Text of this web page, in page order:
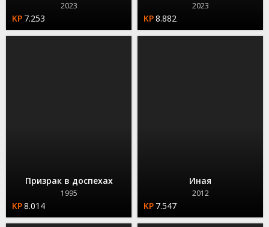
2023
7.253
2023
8.882
Призрак в доспехах
1995
8.014
Иная
2012
7.547